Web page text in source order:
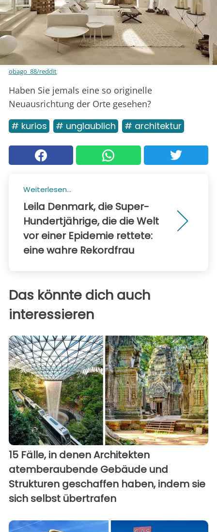
obago_88/reddit
Haben Sie jemals eine so originelle
Neuausrichtung der Orte gesehen?
# kurios # unglaublich # architektur
Weiterlesen...
Leila Denmark, die Super-
Hundertjährige, die die Welt
vor einer Epidemie rettete:
eine wahre Rekordfrau
Das könnte dich auch
interessieren
15 Fälle, in denen Architekten
atemberaubende Gebäude und
Strukturen geschaffen haben, indem sie
sich selbst übertrafen